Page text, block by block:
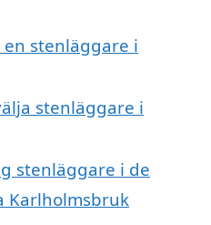
stenläggare i
stenläggare i
stenläggare i de
Karlholmsbruk